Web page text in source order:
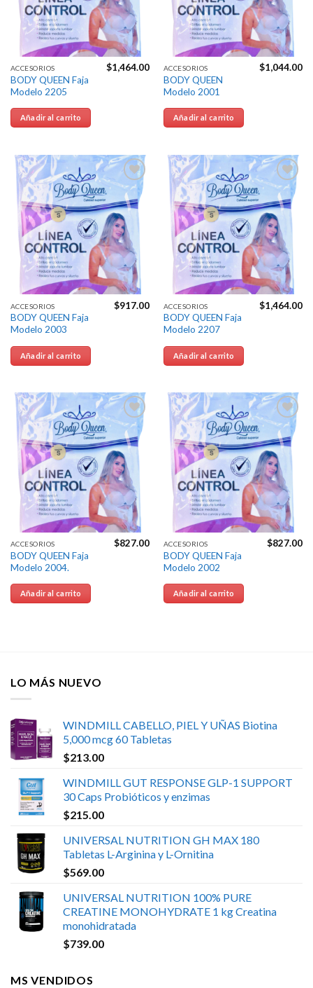
ACCESORIOS
BODY QUEEN Faja
Modelo 2205
$1,464.00
Añadir al carrito
ACCESORIOS
BODY QUEEN
Modelo 2001
$1,044.00
Añadir al carrito
Agregar
a la
Lista de
deseos
ACCESORIOS
BODY QUEEN Faja
Modelo 2003
$917.00
Añadir al carrito
Agregar
a la
Lista de
deseos
ACCESORIOS
BODY QUEEN Faja
Modelo 2207
$1,464.00
Añadir al carrito
Agregar
a la
Lista de
deseos
ACCESORIOS
BODY QUEEN Faja
Modelo 2004.
$827.00
Añadir al carrito
Agregar
a la
Lista de
deseos
ACCESORIOS
BODY QUEEN Faja
Modelo 2002
$827.00
Añadir al carrito
LO MÁS NUEVO
WINDMILL CABELLO, PIEL Y UÑAS Biotina
5,000 mcg 60 Tabletas
$213.00
WINDMILL GUT RESPONSE GLP-1 SUPPORT
30 Caps Probióticos y enzimas
$215.00
UNIVERSAL NUTRITION GH MAX 180
Tabletas L-Arginina y L-Ornitina
$569.00
UNIVERSAL NUTRITION 100% PURE
CREATINE MONOHYDRATE 1 kg Creatina
monohidratada
$739.00
MS VENDIDOS